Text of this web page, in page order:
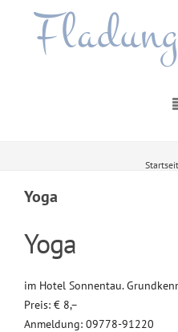
Yoga
Yoga
im Hotel Sonnentau.
Preis: € 8,–
Anmeldung: 09778-91220